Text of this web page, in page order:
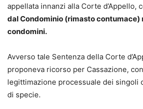
appellata innanzi alla Corte d’Appello,
dal Condominio (rimasto contumace)
condomini.
Avverso tale Sentenza della Corte
proponeva ricorso per Cassazione,
legittimazione processuale dei singoli
di specie.